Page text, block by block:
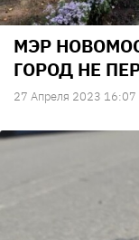
МЭР
ГОРОД НЕ
27 Апреля 2023 16:07